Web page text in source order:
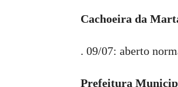
Cachoeira da
. 09/07: aberto
Prefeitura